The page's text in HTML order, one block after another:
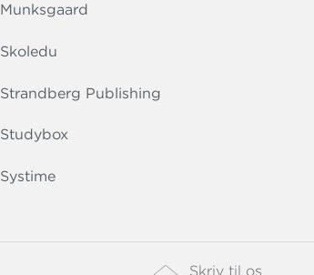
Munksgaard
Skoledu
Strandberg Publishing
Studybox
Systime
Skriv til os